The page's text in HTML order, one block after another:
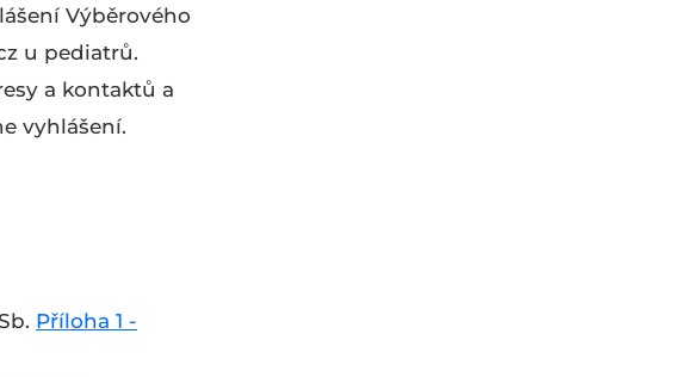
Výběrového
u pediatrů.
a kontaktů a
vyhlášení.
Příloha 1 -